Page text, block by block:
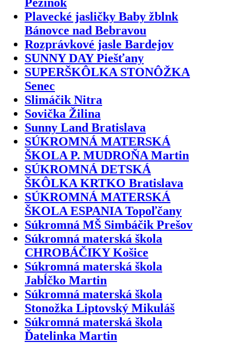
Plavecké jasličky Baby žblnk
Bánovce nad Bebravou
Rozprávkové jasle Bardejov
SUNNY DAY Piešťany
SUPERŠKÔLKA STONÔŽKA
Senec
Slimáčik Nitra
Sovička Žilina
Sunny Land Bratislava
SÚKROMNÁ MATERSKÁ
ŠKOLA P. MUDROŇA Martin
SÚKROMNÁ DETSKÁ
ŠKÔLKA KRTKO Bratislava
SÚKROMNÁ MATERSKÁ
ŠKOLA ESPANIA Topoľčany
Súkromná MŠ Simbáčik Prešov
Súkromná materská škola
CHROBÁČIKY Košice
Súkromná materská škola
Jabĺčko Martin
Súkromná materská škola
Stonožka Liptovský Mikuláš
Súkromná materská škola
Ďatelinka Martin